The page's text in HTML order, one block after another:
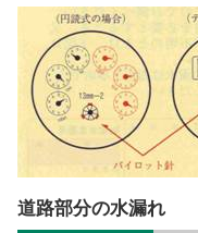
道路部分の水漏れ